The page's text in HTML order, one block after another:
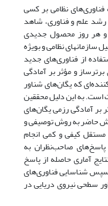
نظامی بر کسی
علم و فناوری، شاهد
و هر روز محصول جدیدی
سازمانهای نظامی و بویژه
از فناوری‌های جدید
و مؤثر بر آمادگی
که یگان‌های شناور
است. به این دلیل محققین
بر آمادگی رزمی یگان‌های
حاضر به روش توصیفی و
کیفی و کمی انجام
پاسخ‌های صاحب‌نظران به
آماری حاصله از پاسخ
شناسایی فناوری‌های
سطحی نیروی دریایی در